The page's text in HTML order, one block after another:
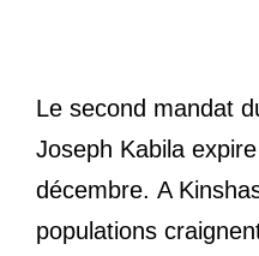
Le second mandat
Joseph Kabila
décembre. A
populations